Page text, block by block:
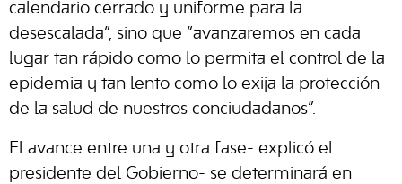
calendario cerrado y uniforme para la
desescalada”, sino que “avanzaremos en cada
lugar tan rápido como lo permita el control de la
epidemia y tan lento como lo exija la protección
de la salud de nuestros conciudadanos”.
El avance entre una y otra fase- explicó el
presidente del Gobierno- se determinará en